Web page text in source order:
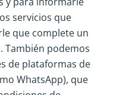
servicios que
que complete un
También podemos
de plataformas de
WhatsApp), que